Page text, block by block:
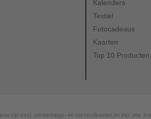
Kalenders
Textiel
Fotocadeaus
Kaarten
Top 10 Producten
zijn excl. verwerkings- en verzendkosten en incl. btw.